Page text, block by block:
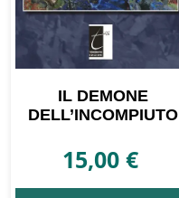
IL DEMONE
DELL’INCOMPIUTO
15,00€